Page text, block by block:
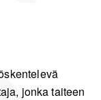
jonka taiteen